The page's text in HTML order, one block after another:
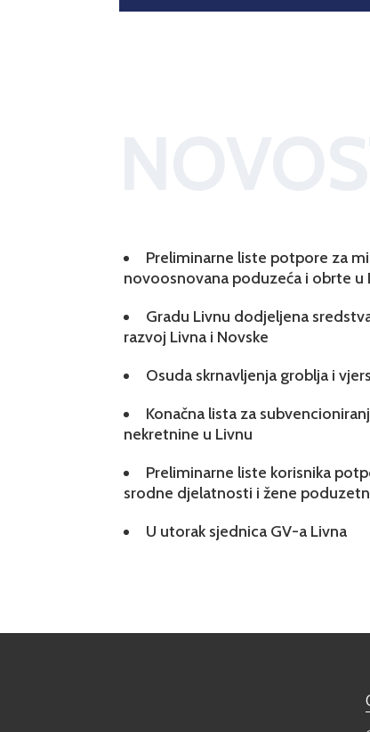
Preliminarne liste potpore za
novoosnovana poduzeća i obrte u
Gradu Livnu dodjeljena
razvoj Livna i Novske
Osuda skrnavljenja groblja i
Konačna lista za
nekretnine u Livnu
Preliminarne liste korisnika
srodne djelatnosti i žene
U utorak sjednica GV-a Livna